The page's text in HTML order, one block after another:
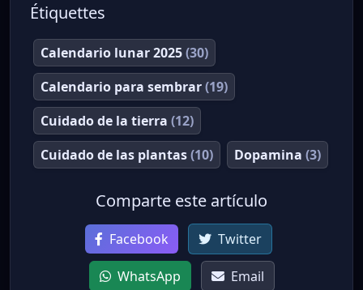
Étiquettes
Calendario lunar 2025(30)
Calendario para sembrar(19)
Cuidado de la tierra (12)
Cuidado de las plantas(10) Dopamina (3)
Comparte este artículo
Facebook Twitter
WhatsApp Email